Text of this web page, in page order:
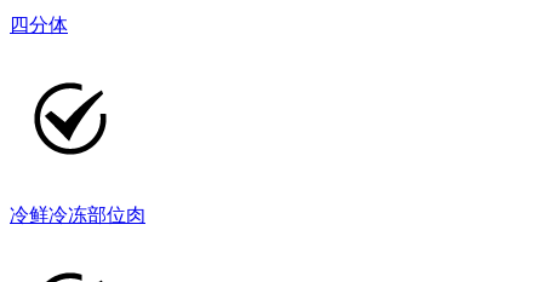
四分体
冷鲜冷冻部位肉